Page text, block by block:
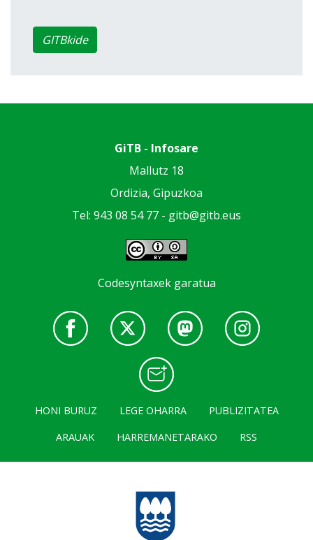
GITBkide
GiTB - Infosare
Mallutz 18
Ordizia, Gipuzkoa
Tel: 943 08 54 77 - gitb@gitb.eus
Codesyntaxek garatua
HONI BURUZ LEGE OHARRA
PUBLIZITATEA
ARAUAK
HARREMANETARAKO RSS